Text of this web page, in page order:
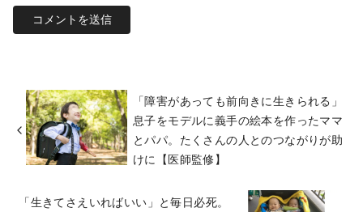
「障害があっても前向きに生きられる」
息子をモデルに義手の絵本を作ったママ
とパパ。たくさんの人とのつながりが助
けに【医師監修】
「生きてさえいればいい」と毎日必死。